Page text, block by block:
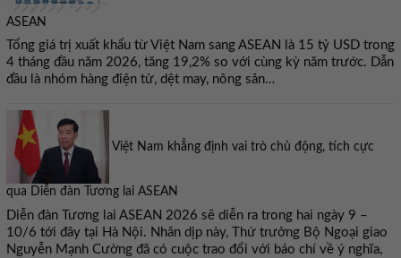
ASEAN
Tổng giá trị xuất khẩu từ Việt Nam sang ASEAN là 15 tỷ USD trong
4 tháng đầu năm 2026, tăng 19,2% so với cùng kỳ năm trước. Dẫn
đầu là nhóm hàng điện tử, dệt may, nông sản…
Việt Nam khẳng định vai trò chủ động, tích cực
qua Diễn đàn Tương lai ASEAN
Diễn đàn Tương lai ASEAN 2026 sẽ diễn ra trong hai ngày 9 –
10/6 tới đây tại Hà Nội. Nhân dịp này, Thứ trưởng Bộ Ngoại giao
Nguyễn Mạnh Cường đã có cuộc trao đổi với báo chí về ý nghĩa,